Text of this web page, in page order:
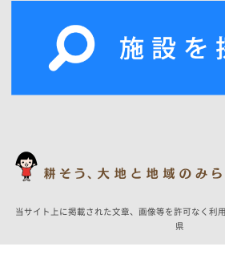
当サイト上に掲載された文章、画像等を許可なく利
県